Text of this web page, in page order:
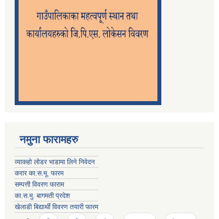
नमुना फारामहरु
व्याकहो लोडर भाडामा लिने निवेदन
करार का.स.मू. फारम
सम्पत्ती विवरण फाराम
का.स.मु. बागमती प्रदेश
खेलाडी बिद्यार्थी विवरण तयारी फारम